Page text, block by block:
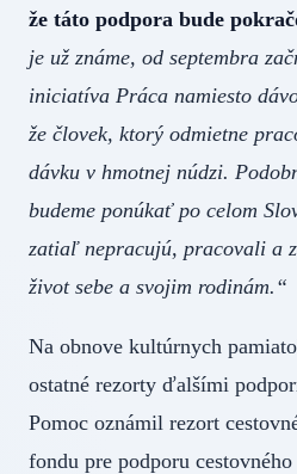
že táto podpora bude
je už známe, od septembra
iniciatíva Práca namiesto
že človek, ktorý odmietne
dávku v hmotnej núdzi.
budeme ponúkať po celom
zatiaľ nepracujú, pracovali a
život sebe a svojim rodinám.“
Na obnove kultúrnych
ostatné rezorty ďalšími
Pomoc oznámil rezort
fondu pre podporu